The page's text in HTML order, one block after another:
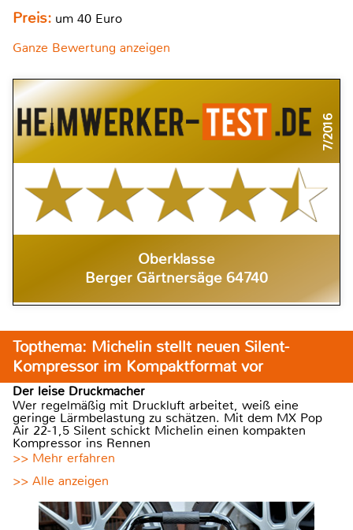
Preis: um 40 Euro
Ganze Bewertung anzeigen
7/2016
Oberklasse
Berger Gärtnersäge 64740
Topthema: Michelin stellt neuen Silent-
Kompressor im Kompaktformat vor
Der leise Druckmacher
Wer regelmäßig mit Druckluft arbeitet, weiß eine
geringe Lärmbelastung zu schätzen. Mit dem MX Pop
Air 22-1,5 Silent schickt Michelin einen kompakten
Kompressor ins Rennen
>> Mehr erfahren
>> Alle anzeigen